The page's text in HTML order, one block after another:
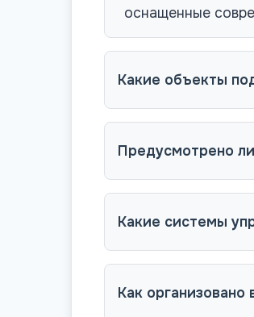
оснащенные
Какие объекты
Предусмотрено
Какие системы
Как